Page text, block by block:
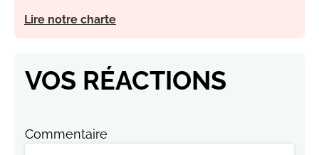
Lire notre charte
VOS RÉACTIONS
Commentaire